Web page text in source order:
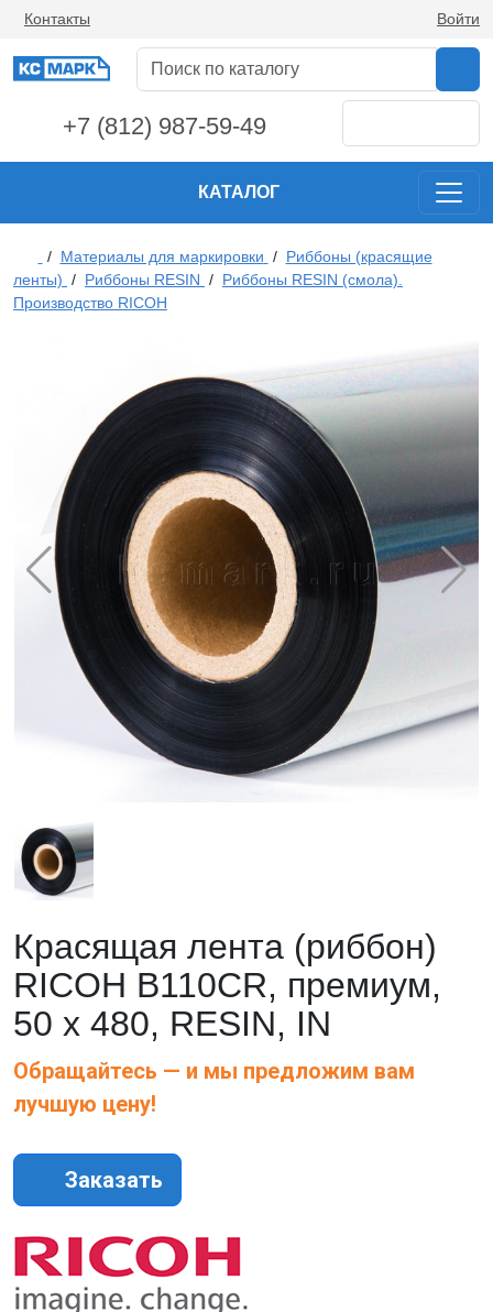
Контакты Войти
+7 (812) 987-59-49
КАТАЛОГ
/ Материалы для маркировки / Риббоны (красящие
ленты) / Риббоны RESIN / Риббоны RESIN (смола).
Производство RICOH
Красящая лента (риббон)
RICOH B110CR, премиум,
50 х 480, RESIN, IN
Обращайтесь — и мы предложим вам
лучшую цену!
Заказать